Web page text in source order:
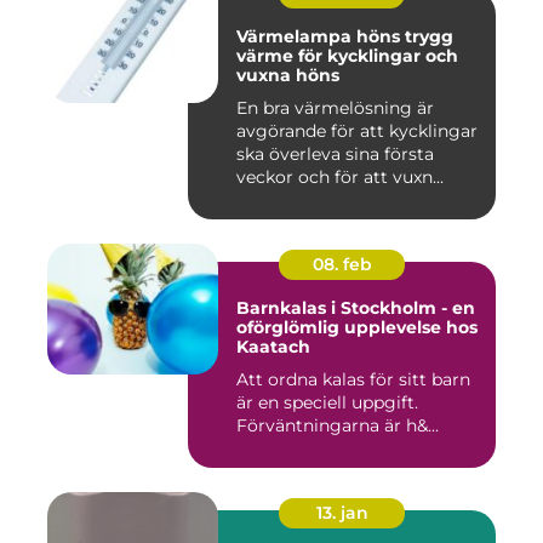
Värmelampa höns trygg
värme för kycklingar och
vuxna höns
En bra värmelösning är
avgörande för att kycklingar
ska överleva sina första
veckor och för att vuxn...
08. feb
Barnkalas i Stockholm - en
oförglömlig upplevelse hos
Kaatach
Att ordna kalas för sitt barn
är en speciell uppgift.
Förväntningarna är h&...
13. jan